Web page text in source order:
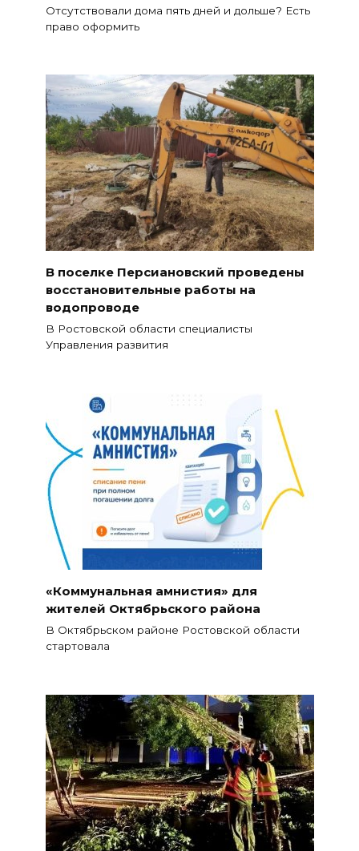
Отсутствовали дома пять дней и дольше? Есть
право оформить
В поселке Персиановский проведены
восстановительные работы на
водопроводе
В Ростовской области специалисты
Управления развития
«Коммунальная амнистия» для
жителей Октябрьского района
В Октябрьском районе Ростовской области
стартовала